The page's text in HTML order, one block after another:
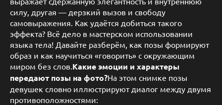
силу, другая — дерзкий вызов и свободу
самовыражения. Как удаётся добиться такого
эффекта? Всё дело в мастерском использовании
языка тела! Давайте разберём, как позы формируют
образ и как научиться «говорить» с окружающим
миром без слов. Какие эмоции и характеры
передают позы на фото?На этом снимке позы
девушек словно иллюстрируют диалог между двумя
противоположностями: